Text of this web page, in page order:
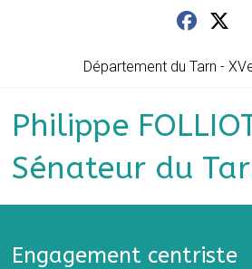
Département du Tarn -
Philippe
Sénateur du
Engagement centriste